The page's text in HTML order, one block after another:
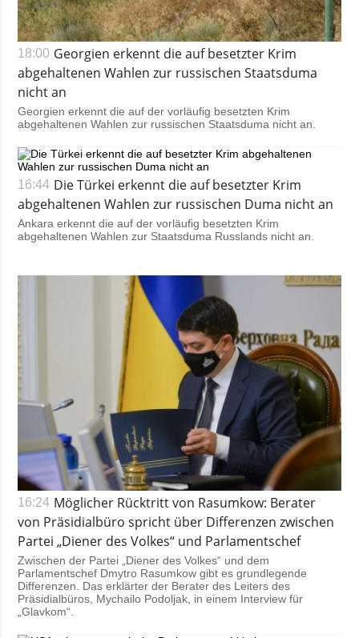
18:00 Georgien erkennt die auf besetzter Krim
abgehaltenen Wahlen zur russischen Staatsduma
nicht an
Georgien erkennt die auf der vorläufig besetzten Krim
abgehaltenen Wahlen zur russischen Staatsduma nicht an.
16:44 Die Türkei erkennt die auf besetzter Krim
abgehaltenen Wahlen zur russischen Duma nicht an
Ankara erkennt die auf der vorläufig besetzten Krim
abgehaltenen Wahlen zur Staatsduma Russlands nicht an.
16:24 Möglicher Rücktritt von Rasumkow: Berater
von Präsidialbüro spricht über Differenzen zwischen
Partei „Diener des Volkes“ und Parlamentschef
Zwischen der Partei „Diener des Volkes“ und dem
Parlamentschef Dmytro Rasumkow gibt es grundlegende
Differenzen. Das erklärter der Berater des Leiters des
Präsidialbüros, Mychailo Podoljak, in einem Interview für
„Glavkom“.